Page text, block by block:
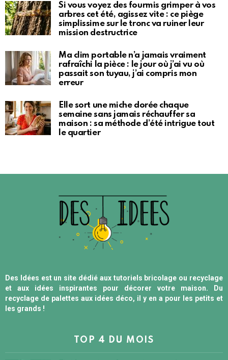
Si vous voyez des fourmis grimper à vos
arbres cet été, agissez vite : ce piège
simplissime sur le tronc va ruiner leur
mission destructrice
Ma clim portable n’a jamais vraiment
rafraîchi la pièce : le jour où j’ai vu où
passait son tuyau, j’ai compris mon
erreur
Elle sort une miche dorée chaque
semaine sans jamais réchauffer sa
maison : sa méthode d’été intrigue tout
le quartier
Des Idées est un site dédié aux tutoriels bricolage ou recyclage
et aux idées inspirantes pour décorer votre maison. Du
recyclage de palettes aux idées déco, il y en a pour les petits et
les grands !
TOP 4 DU MOIS